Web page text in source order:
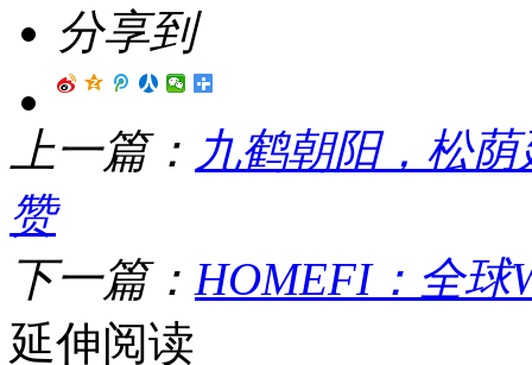
分享到
上一篇： 九鹤朝阳，松
赞
下一篇： HOMEFI：全球
延伸阅读